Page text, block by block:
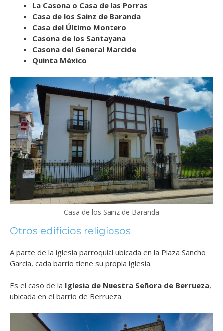
La Casona o Casa de las Porras
Casa de los Sainz de Baranda
Casa del Último Montero
Casona de los Santayana
Casona del General Marcide
Quinta México
Casa de los Sainz de Baranda
Otros edificios religiosos
A parte de la iglesia parroquial ubicada en la Plaza Sancho
García, cada barrio tiene su propia iglesia.
Es el caso de la Iglesia de Nuestra Señora de Berrueza,
ubicada en el barrio de Berrueza.